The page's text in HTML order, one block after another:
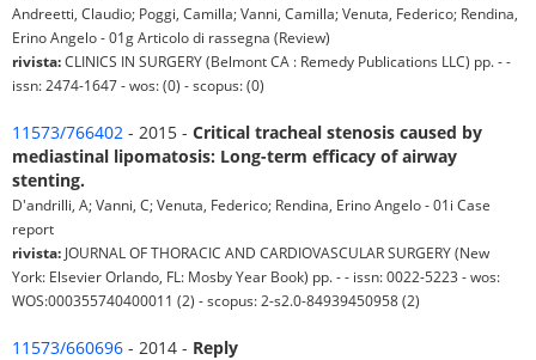
Andreetti, Claudio; Poggi, Camilla; Vanni, Camilla; Venuta, Federico; Rendina,
Erino Angelo - 01g Articolo di rassegna (Review)
rivista:CLINICS IN SURGERY (Belmont CA : Remedy Publications LLC) pp. - -
issn: 2474-1647 - wos: (0) - scopus: (0)
11573/766402 - 2015 - Critical tracheal stenosis caused by
mediastinal lipomatosis: Long-term efficacy of airway
stenting.
D'andrilli, A; Vanni, C; Venuta, Federico; Rendina, Erino Angelo - 01i Case
report
rivista: JOURNAL OF THORACIC AND CARDIOVASCULAR SURGERY (New
York: Elsevier Orlando, FL: Mosby Year Book) pp. - - issn: 0022-5223 - wos:
WOS:000355740400011 (2) - scopus: 2-s2.0-84939450958 (2)
11573/660696 - 2014 - Reply